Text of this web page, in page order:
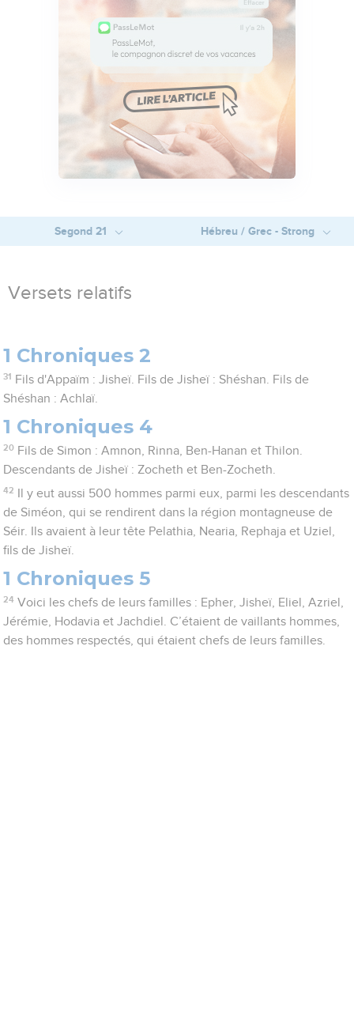
Segond 21 Hébreu / Grec - Strong
Versets relatifs
1 Chroniques 2
31 Fils d'Appaïm : Jisheï. Fils de Jisheï : Shéshan. Fils de
Shéshan : Achlaï.
1 Chroniques 4
20 Fils de Simon : Amnon, Rinna, Ben-Hanan et Thilon.
Descendants de Jisheï : Zocheth et Ben-Zocheth.
42
Il y eut aussi 500 hommes parmi eux, parmi les descendants
de Siméon, qui se rendirent dans la région montagneuse de
Séir. Ils avaient à leur tête Pelathia, Nearia, Rephaja et Uziel,
fils de Jisheï.
1 Chroniques 5
24 Voici les chefs de leurs familles : Epher, Jisheï, Eliel, Azriel,
Jérémie, Hodavia et Jachdiel. C’étaient de vaillants hommes,
des hommes respectés, qui étaient chefs de leurs familles.